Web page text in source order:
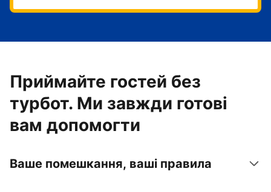
Приймайте гостей без
турбот. Ми завжди готові
вам допомогти
Ваше помешкання, ваші правила